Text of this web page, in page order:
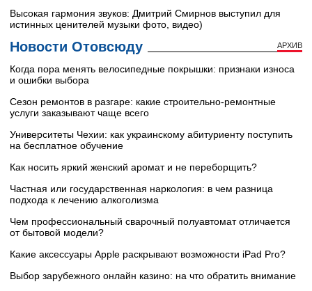
Высокая гармония звуков: Дмитрий Смирнов выступил для
истинных ценителей музыки фото, видео)
Новости Отовсюду АРХИВ
Когда пора менять велосипедные покрышки: признаки износа
и ошибки выбора
Сезон ремонтов в разгаре: какие строительно-ремонтные
услуги заказывают чаще всего
Университеты Чехии: как украинскому абитуриенту поступить
на бесплатное обучение
Как носить яркий женский аромат и не переборщить?
Частная или государственная наркология: в чем разница
подхода к лечению алкоголизма
Чем профессиональный сварочный полуавтомат отличается
от бытовой модели?
Какие аксессуары Apple раскрывают возможности iPad Pro?
Выбор зарубежного онлайн казино: на что обратить внимание